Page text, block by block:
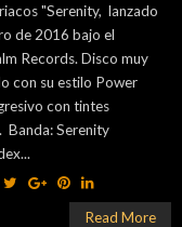
"Serenity, lanzado
de 2016 bajo el
Records. Disco muy
con su estilo Power
con tintes
Banda: Serenity
Read More